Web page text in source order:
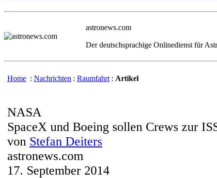
astronews.com
Der deutschsprachige Onlinedienst für
Home : Nachrichten : Raumfahrt : Artikel
NASA
SpaceX und Boeing sollen Crews zur
von Stefan Deiters
astronews.com
17. September 2014